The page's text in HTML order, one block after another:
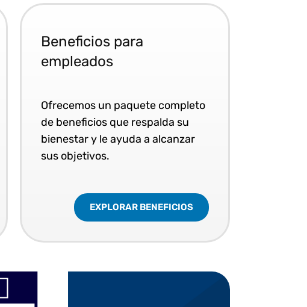
Beneficios para
empleados
Ofrecemos un paquete completo
de beneficios que respalda su
bienestar y le ayuda a alcanzar
sus objetivos.
EXPLORAR BENEFICIOS